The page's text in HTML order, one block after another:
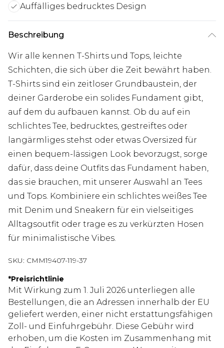
Auffälliges bedrucktes Design
Beschreibung
Wir alle kennen T-Shirts und Tops, leichte
Schichten, die sich über die Zeit bewährt haben.
T-Shirts sind ein zeitloser Grundbaustein, der
deiner Garderobe ein solides Fundament gibt,
auf dem du aufbauen kannst. Ob du auf ein
schlichtes Tee, bedrucktes, gestreiftes oder
langärmliges stehst oder etwas Oversized für
einen bequem-lässigen Look bevorzugst, sorge
dafür, dass deine Outfits das Fundament haben,
das sie brauchen, mit unserer Auswahl an Tees
und Tops. Kombiniere ein schlichtes weißes Tee
mit Denim und Sneakern für ein vielseitiges
Alltagsoutfit oder trage es zu verkürzten Hosen
für minimalistische Vibes.
SKU: CMM19407-119-37
*Preisrichtlinie
Mit Wirkung zum 1. Juli 2026 unterliegen alle
Bestellungen, die an Adressen innerhalb der EU
geliefert werden, einer nicht erstattungsfähigen
Zoll- und Einfuhrgebühr. Diese Gebühr wird
erhoben, um die Kosten im Zusammenhang mit